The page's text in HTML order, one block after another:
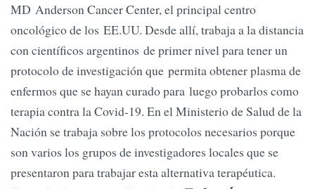
MD Anderson Cancer Center, el principal centro
oncológico de los EE.UU. Desde allí, trabaja a la distancia
con científicos argentinos de primer nivel para tener un
protocolo de investigación que permita obtener plasma de
enfermos que se hayan curado para luego probarlos como
terapia contra la Covid-19. En el Ministerio de Salud de la
Nación se trabaja sobre los protocolos necesarios porque
son varios los grupos de investigadores locales que se
presentaron para trabajar esta alternativa terapéutica.